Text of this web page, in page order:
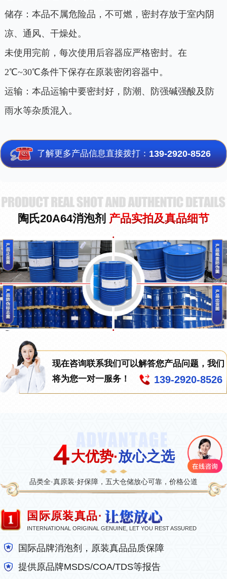
储存：本品不属危险品，不可燃，密封存放于室内阴
凉、通风、干燥处。
未使用完前，每次使用后容器应严格密封。在
2℃~30℃条件下保存在原装密闭容器中。
运输：本品运输中要密封好，防潮、防强碱强酸及防
雨水等杂质混入。
了解更多产品信息直接拨打：139-2920-8526
陶氏20A64消泡剂 产品实拍及真品细节
现在咨询联系我们可以解答您产品问题，我们
将为您一对一服务！
139-2920-8526
大优势·放心之选
品类全·真原装·好保障，五大仓储放心可靠，价格公道
国际原装真品·
INTERNATIONAL ORIGINAL GENUINE, LET YOU REST ASSURED
国际品牌消泡剂，原装真品品质保障
提供原品牌MSDS/COA/TDS等报告